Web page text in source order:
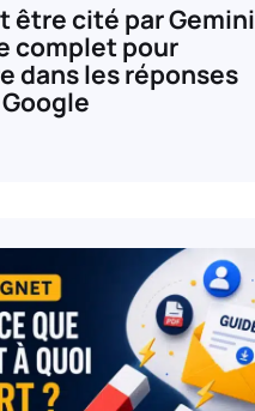
être cité par Gemini
complet pour
dans les réponses
Google